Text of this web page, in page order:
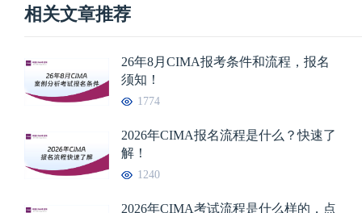
相关文章推荐
26年8月CIMA报考条件和流程，报名
须知！
1774
2026年CIMA报名流程是什么？快速了
解！
1240
2026年CIMA考试流程是什么样的，点